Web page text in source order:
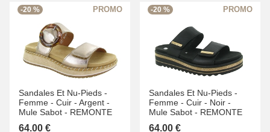
-20 %
Sandales Et Nu-Pieds -
Femme - Cuir - Argent -
Mule Sabot - REMONTE
64.00 €
-20 %
Sandales Et Nu-Pieds -
Femme - Cuir - Noir -
Mule Sabot - REMONTE
64.00 €